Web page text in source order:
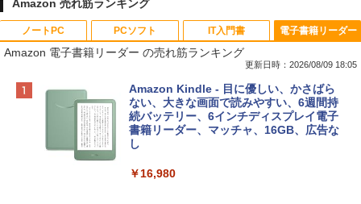
Amazon 売れ筋ランキング
ノートPC
Apple 2026 MacBook Neo A18 Proチッ
プ搭載13インチノートブック：AIとAppl
e Intelligenceのために設計、Liquid Ret
inaディスプレイ、8GBユニファイドメモ
リ、256GB SSDストレージ、1080p Fac
PCソフト
Robloxギフトカード - 800 Robux 【限
定バーチャルアイテムを含む】 【オンラ
インゲームコード】 ロブロックス | オン
ラインコード版
IT入門書
生成AIパスポート公式テキスト 第４版
￥1,766
電子書籍リーダー
Amazon 電子書籍リーダー の売れ筋ランキング
更新日時：2026/08/09 18:05
Amazon Kindle - 目に優しい、かさばら
ない、大きな画面で読みやすい、6週間持
続バッテリー、6インチディスプレイ電子
書籍リーダー、マッチャ、16GB、広告な
し
￥16,980